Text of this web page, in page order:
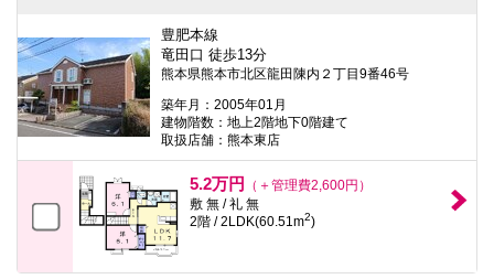
豊肥本線
竜田口 徒歩13分
熊本県熊本市北区龍田陳内２丁目9番46号
築年月：2005年01月
建物階数：地上2階地下0階建て
取扱店舗：熊本東店
5.2万円
（＋管理費2,600円）
敷 無 / 礼 無
2階 / 2LDK(60.51m2)